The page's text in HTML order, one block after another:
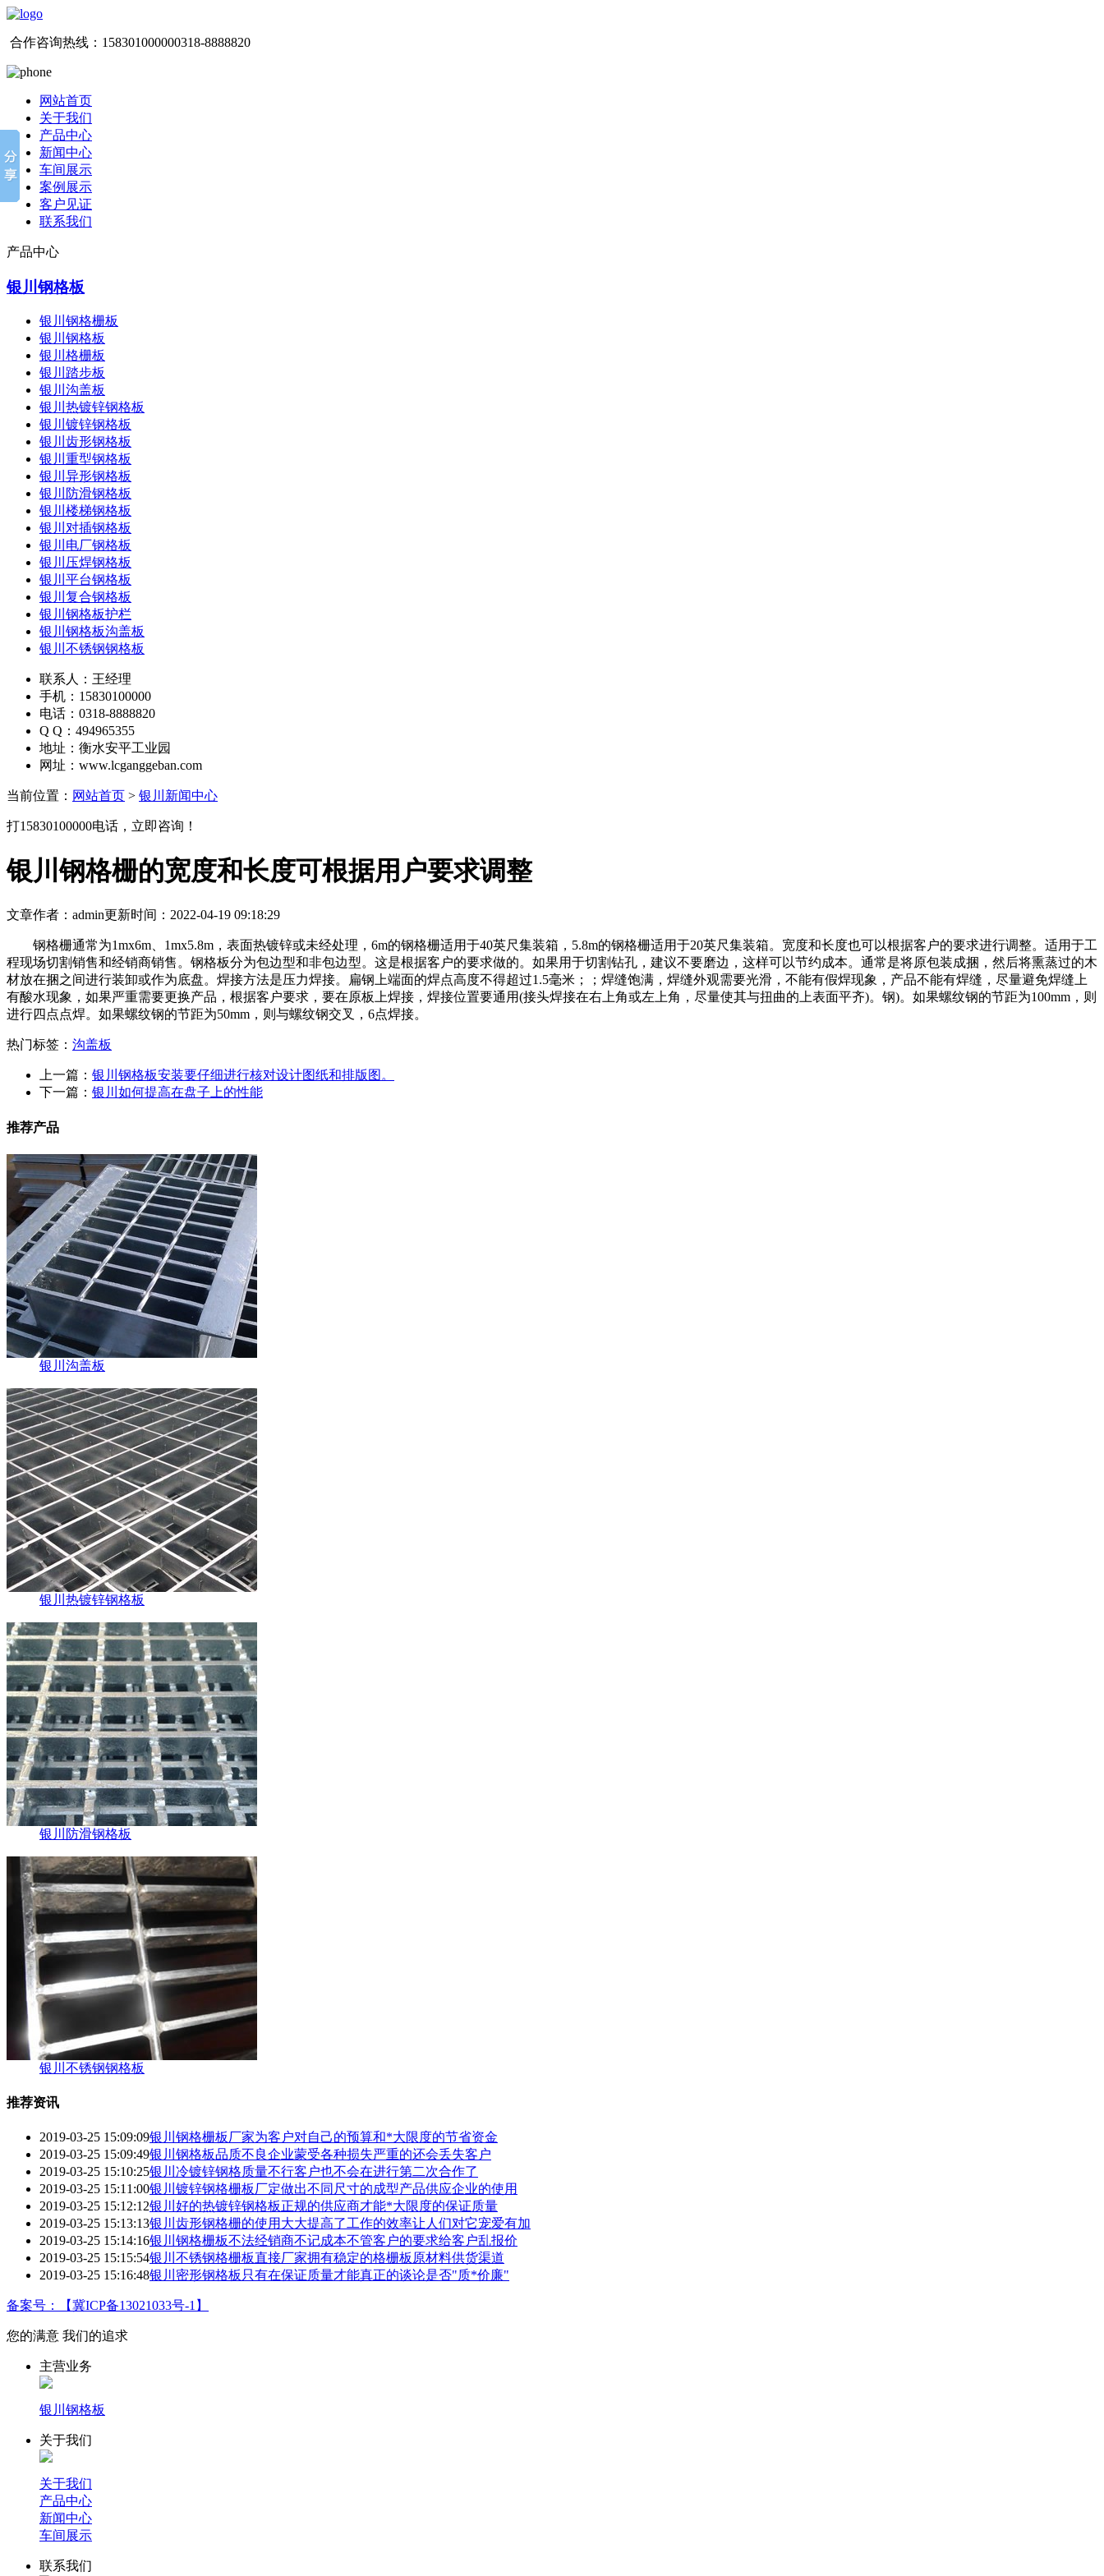
合作咨询热线： 158301000000318-8888820
网站首页
关于我们
产品中心
新闻中心
车间展示
案例展示
客户见证
联系我们
产品中心
银川钢格板
银川钢格栅板
银川钢格板
银川格栅板
银川踏步板
银川沟盖板
银川热镀锌钢格板
银川镀锌钢格板
银川齿形钢格板
银川重型钢格板
银川异形钢格板
银川防滑钢格板
银川楼梯钢格板
银川对插钢格板
银川电厂钢格板
银川压焊钢格板
银川平台钢格板
银川复合钢格板
银川钢格板护栏
银川钢格板沟盖板
银川不锈钢钢格板
联系人：王经理
手机：15830100000
电话：0318-8888820
Q Q：494965355
地址：衡水安平工业园
网址：www.lcganggeban.com
当前位置： 网站首页 > 银川新闻中心
打15830100000电话，立即咨询！
银川钢格栅的宽度和长度可根据用户要求调整
文章作者：admin更新时间：2022-04-19 09:18:29
钢格栅通常为1mx6m、1mx5.8m，表面热镀锌或未经处理，6m的钢格栅适用于40英尺集装箱，5.8m的钢格栅适用于20英尺集装箱。宽度和长度也可以根据客户的要求进行调整。适用于工
程现场切割销售和经销商销售。钢格板分为包边型和非包边型。这是根据客户的要求做的。如果用于切割钻孔，建议不要磨边，这样可以节约成本。通常是将原包装成捆，然后将熏蒸过的木
材放在捆之间进行装卸或作为底盘。焊接方法是压力焊接。扁钢上端面的焊点高度不得超过1.5毫米；；焊缝饱满，焊缝外观需要光滑，不能有假焊现象，产品不能有焊缝，尽量避免焊缝上
有酸水现象，如果严重需要更换产品，根据客户要求，要在原板上焊接，焊接位置要通用(接头焊接在右上角或左上角，尽量使其与扭曲的上表面平齐)。钢)。如果螺纹钢的节距为100mm，则
进行四点点焊。如果螺纹钢的节距为50mm，则与螺纹钢交叉，6点焊接。
热门标签： 沟盖板
上一篇： 银川钢格板安装要仔细进行核对设计图纸和排版图。
下一篇： 银川如何提高在盘子上的性能
推荐产品
银川沟盖板
银川热镀锌钢格板
银川防滑钢格板
银川不锈钢钢格板
推荐资讯
2019-03-25 15:09:09银川钢格栅板厂家为客户对自己的预算和*大限度的节省资金
2019-03-25 15:09:49银川钢格板品质不良企业蒙受各种损失严重的还会丢失客户
2019-03-25 15:10:25银川冷镀锌钢格质量不行客户也不会在进行第二次合作了
2019-03-25 15:11:00银川镀锌钢格栅板厂定做出不同尺寸的成型产品供应企业的使用
2019-03-25 15:12:12银川好的热镀锌钢格板正规的供应商才能*大限度的保证质量
2019-03-25 15:13:13银川齿形钢格栅的使用大大提高了工作的效率让人们对它宠爱有加
2019-03-25 15:14:16银川钢格栅板不法经销商不记成本不管客户的要求给客户乱报价
2019-03-25 15:15:54银川不锈钢格栅板直接厂家拥有稳定的格栅板原材料供货渠道
2019-03-25 15:16:48银川密形钢格板只有在保证质量才能真正的谈论是否"质*价廉"
备案号：【冀ICP备13021033号-1】
您的满意 我们的追求
主营业务
银川钢格板
关于我们
关于我们
产品中心
新闻中心
车间展示
联系我们